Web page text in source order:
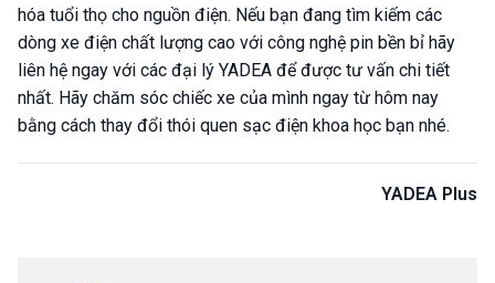
hóa tuổi thọ cho nguồn điện. Nếu bạn đang tìm kiếm các
dòng xe điện chất lượng cao với công nghệ pin bền bỉ hãy
liên hệ ngay với các đại lý YADEA để được tư vấn chi tiết
nhất. Hãy chăm sóc chiếc xe của mình ngay từ hôm nay
bằng cách thay đổi thói quen sạc điện khoa học bạn nhé.
YADEA Plus